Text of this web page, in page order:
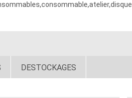
DESTOCKAGES